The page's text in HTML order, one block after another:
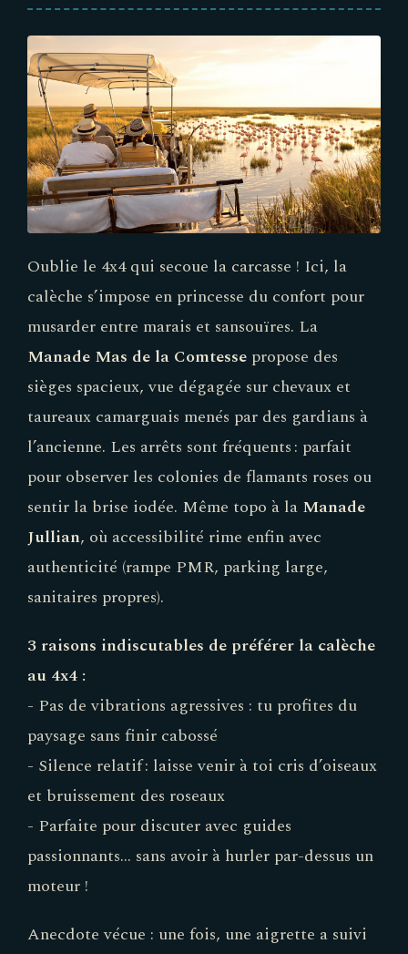
Oublie le 4x4 qui secoue la carcasse ! Ici, la
calèche s’impose en princesse du confort pour
musarder entre marais et sansouïres. La
Manade Mas de la Comtesse propose des
sièges spacieux, vue dégagée sur chevaux et
taureaux camarguais menés par des gardians à
l’ancienne. Les arrêts sont fréquents : parfait
pour observer les colonies de flamants roses ou
sentir la brise iodée. Même topo à la Manade
Jullian, où accessibilité rime enfin avec
authenticité (rampe PMR, parking large,
sanitaires propres).
3 raisons indiscutables de préférer la calèche
au 4x4 :
- Pas de vibrations agressives : tu profites du
paysage sans finir cabossé
- Silence relatif : laisse venir à toi cris d’oiseaux
et bruissement des roseaux
- Parfaite pour discuter avec guides
passionnants… sans avoir à hurler par-dessus un
moteur !
Anecdote vécue : une fois, une aigrette a suivi